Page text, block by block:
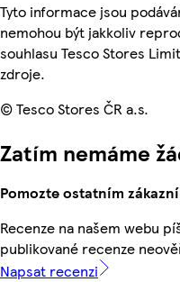
Tyto informace jsou
nemohou být jakkoliv
souhlasu Tesco Stores
zdroje.
© Tesco Stores ČR a.s.
Zatím nemáme
Pomozte ostatním
Recenze na našem webu
publikované recenze
Napsat recenzi